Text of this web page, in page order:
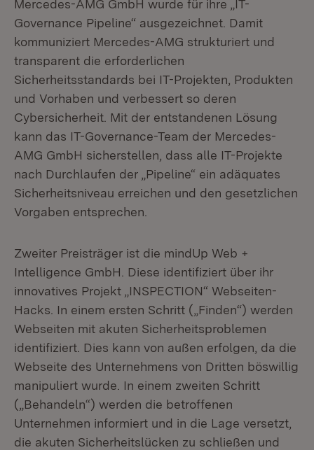
Mercedes-AMG GmbH wurde für ihre „IT-
Governance Pipeline“ ausgezeichnet. Damit
kommuniziert Mercedes-AMG strukturiert und
transparent die erforderlichen
Sicherheitsstandards bei IT-Projekten, Produkten
und Vorhaben und verbessert so deren
Cybersicherheit. Mit der entstandenen Lösung
kann das IT-Governance-Team der Mercedes-
AMG GmbH sicherstellen, dass alle IT-Projekte
nach Durchlaufen der „Pipeline“ ein adäquates
Sicherheitsniveau erreichen und den gesetzlichen
Vorgaben entsprechen.
Zweiter Preisträger ist die mindUp Web +
Intelligence GmbH. Diese identifiziert über ihr
innovatives Projekt „INSPECTION“ Webseiten-
Hacks. In einem ersten Schritt („Finden“) werden
Webseiten mit akuten Sicherheitsproblemen
identifiziert. Dies kann von außen erfolgen, da die
Webseite des Unternehmens von Dritten böswillig
manipuliert wurde. In einem zweiten Schritt
(„Behandeln“) werden die betroffenen
Unternehmen informiert und in die Lage versetzt,
die akuten Sicherheitslücken zu schließen und